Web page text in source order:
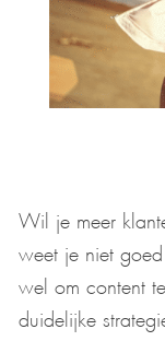
Wil je meer
weet je niet
wel om content
duidelijke